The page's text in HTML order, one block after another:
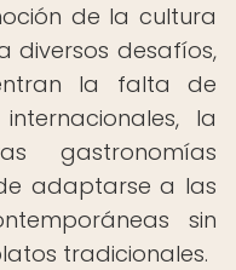
de la cultura
diversos desafíos,
la falta de
la
gastronomías
adaptarse a las
sin
tradicionales.